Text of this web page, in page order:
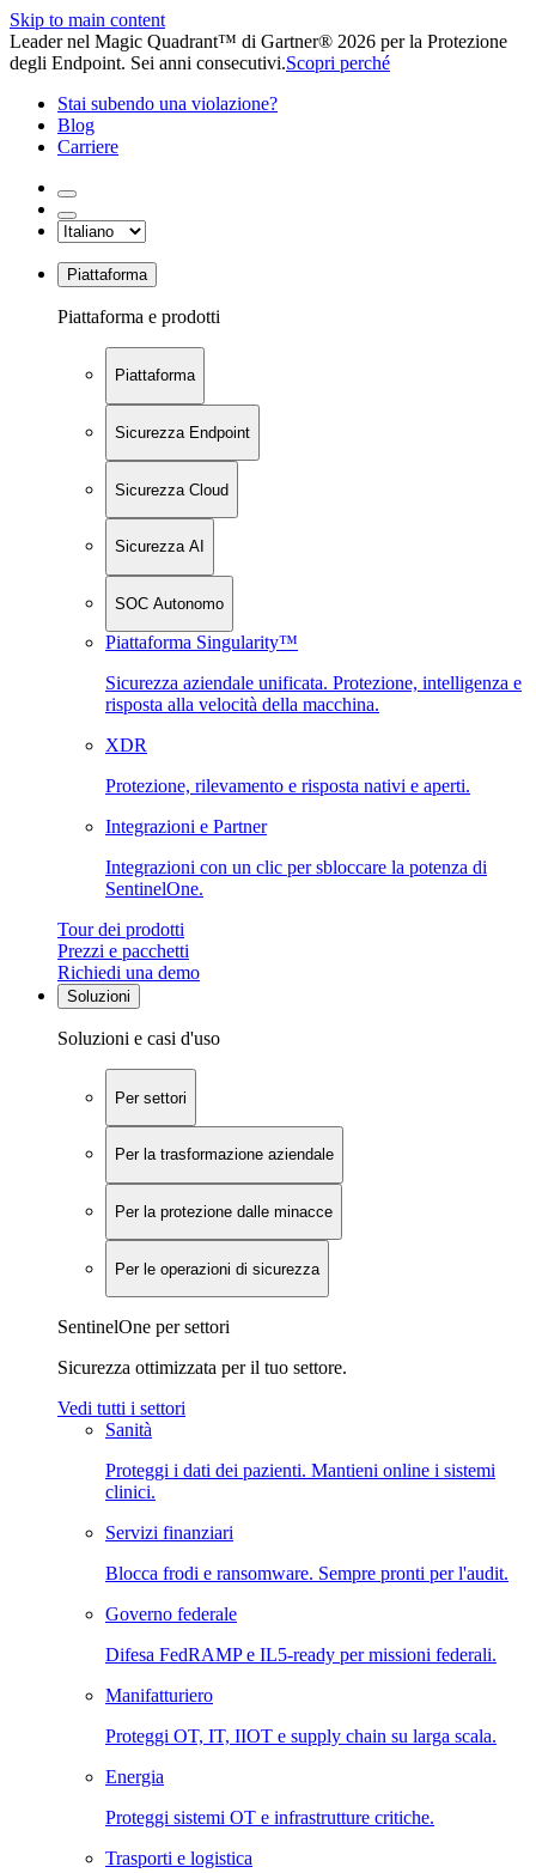
Skip to main content
Leader nel Magic Quadrant™ di Gartner® 2026 per la Protezione
degli Endpoint. Sei anni consecutivi.Scopri perché
Stai subendo una violazione?
Blog
Carriere
Piattaforma
Piattaforma e prodotti
Piattaforma
Sicurezza Endpoint
Sicurezza Cloud
Sicurezza AI
SOC Autonomo
Piattaforma Singularity™
Sicurezza aziendale unificata. Protezione, intelligenza e
risposta alla velocità della macchina.
XDR
Protezione, rilevamento e risposta nativi e aperti.
Integrazioni e Partner
Integrazioni con un clic per sbloccare la potenza di
SentinelOne.
Tour dei prodotti
Prezzi e pacchetti
Richiedi una demo
Soluzioni
Soluzioni e casi d'uso
Per settori
Per la trasformazione aziendale
Per la protezione dalle minacce
Per le operazioni di sicurezza
SentinelOne per settori
Sicurezza ottimizzata per il tuo settore.
Vedi tutti i settori
Sanità
Proteggi i dati dei pazienti. Mantieni online i sistemi
clinici.
Servizi finanziari
Blocca frodi e ransomware. Sempre pronti per l'audit.
Governo federale
Difesa FedRAMP e IL5-ready per missioni federali.
Manifatturiero
Proteggi OT, IT, IIOT e supply chain su larga scala.
Energia
Proteggi sistemi OT e infrastrutture critiche.
Trasporti e logistica